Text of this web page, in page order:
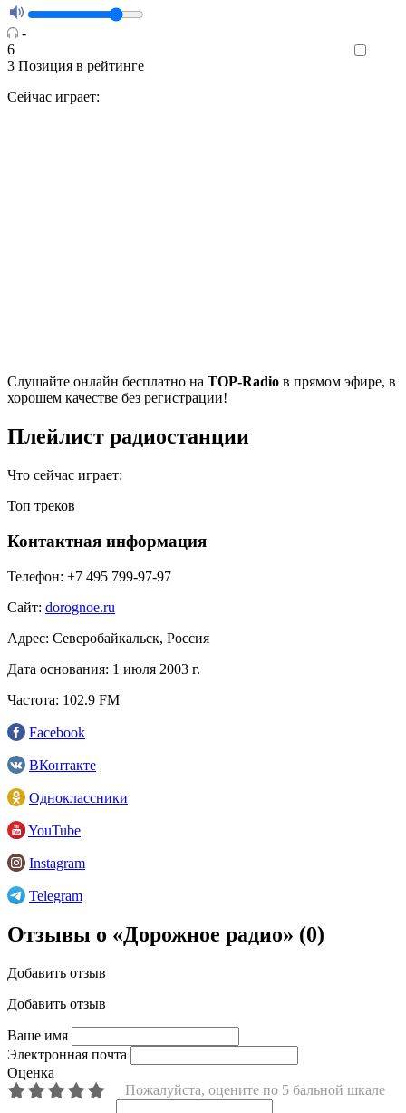
-
6
3 Позиция в рейтинге
Сейчас играет:
Cлушайте онлайн бесплатно на TOP-Radio в прямом эфире, в
хорошем качестве без регистрации!
Плейлист радиостанции
Что сейчас играет:
Топ треков
Контактная информация
Телефон: +7 495 799‑97-97
Сайт: dorognoe.ru
Адрес: Северобайкальск, Россия
Дата основания: 1 июля 2003 г.
Частота: 102.9 FM
Facebook
ВКонтакте
Одноклассники
YouTube
Instagram
Telegram
Отзывы о «Дорожное радио» (0)
Добавить отзыв
Добавить отзыв
Ваше имя
Электронная почта
Оценка
Пожалуйста, оцените по 5 бальной шкале